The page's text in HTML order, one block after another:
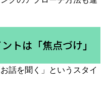
トは「焦点づけ」
話を聞く」というスタイ